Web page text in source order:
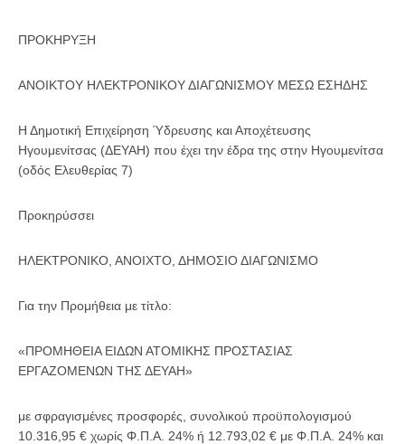
ΠΡΟΚΗΡΥΞΗ
ΑΝΟΙΚΤΟΥ ΗΛΕΚΤΡΟΝΙΚΟΥ ΔΙΑΓΩΝΙΣΜΟΥ ΜΕΣΩ ΕΣΗΔΗΣ
Η Δημοτική Επιχείρηση Ύδρευσης και Αποχέτευσης
Ηγουμενίτσας (ΔΕΥΑΗ) που έχει την έδρα της στην Ηγουμενίτσα
(οδός Ελευθερίας 7)
Προκηρύσσει
ΗΛΕΚΤΡΟΝΙΚΟ, ΑΝΟΙΧΤΟ, ΔΗΜΟΣΙΟ ΔΙΑΓΩΝΙΣΜΟ
Για την Προμήθεια με τίτλο:
«ΠΡΟΜΗΘΕΙΑ ΕΙΔΩΝ ΑΤΟΜΙΚΗΣ ΠΡΟΣΤΑΣΙΑΣ
ΕΡΓΑΖΟΜΕΝΩΝ ΤΗΣ ΔΕΥΑΗ»
με σφραγισμένες προσφορές, συνολικού προϋπολογισμού
10.316,95 € χωρίς Φ.Π.Α. 24% ή 12.793,02 € με Φ.Π.Α. 24% και